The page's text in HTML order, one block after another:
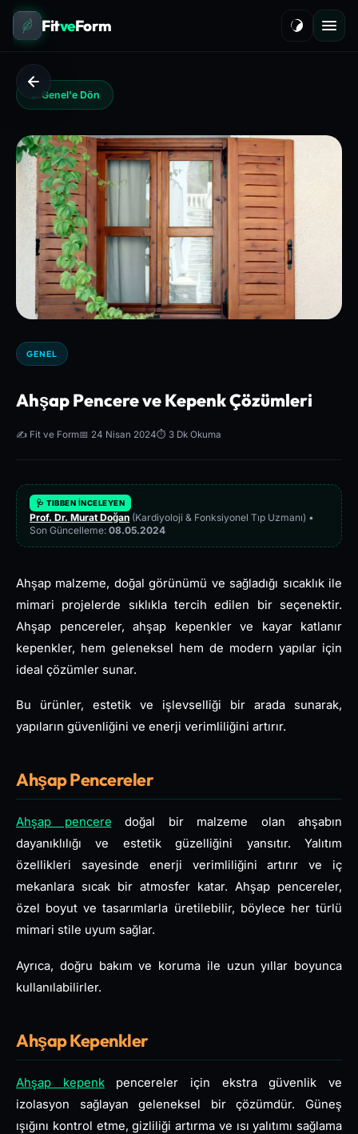
FitveForm
← Genel'e Dön
GENEL
Ahşap Pencere ve Kepenk Çözümleri
✍️ Fit ve Form📅 24 Nisan 2024⏱️ 3 Dk Okuma
🩺 TIBBEN İNCELEYEN
Prof. Dr. Murat Doğan (Kardiyoloji & Fonksiyonel Tıp Uzmanı) •
Son Güncelleme: 08.05.2024
Ahşap malzeme, doğal görünümü ve sağladığı sıcaklık ile
mimari projelerde sıklıkla tercih edilen bir seçenektir.
Ahşap pencereler, ahşap kepenkler ve kayar katlanır
kepenkler, hem geleneksel hem de modern yapılar için
ideal çözümler sunar.
Bu ürünler, estetik ve işlevselliği bir arada sunarak,
yapıların güvenliğini ve enerji verimliliğini artırır.
Ahşap Pencereler
Ahşap pencere doğal bir malzeme olan ahşabın
dayanıklılığı ve estetik güzelliğini yansıtır. Yalıtım
özellikleri sayesinde enerji verimliliğini artırır ve iç
mekanlara sıcak bir atmosfer katar. Ahşap pencereler,
özel boyut ve tasarımlarla üretilebilir, böylece her türlü
mimari stile uyum sağlar.
Ayrıca, doğru bakım ve koruma ile uzun yıllar boyunca
kullanılabilirler.
Ahşap Kepenkler
Ahşap kepenkpencereler için ekstra güvenlik ve
izolasyon sağlayan geleneksel bir çözümdür. Güneş
ışığını kontrol etme, gizliliği artırma ve ısı yalıtımı sağlama